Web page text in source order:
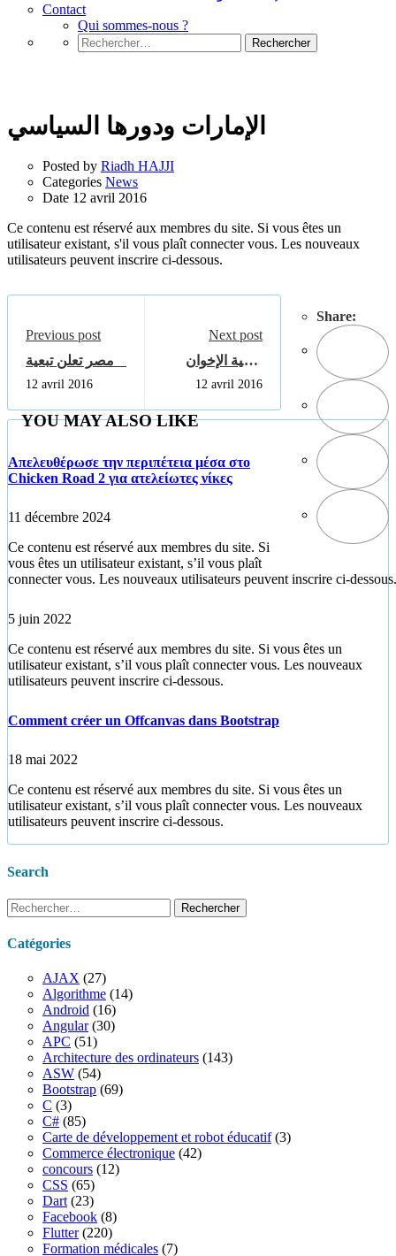
Contact
Qui sommes-nous ?
Rechercher :
الإمارات ودورها السياسي
Posted by Riadh HAJJI
Categories News
Date 12 avril 2016
Ce contenu est réservé aux membres du site. Si vous êtes un
utilisateur existant, s'il vous plaît connecter vous. Les nouveaux
utilisateurs peuvent inscrire ci-dessous.
Share:
Previous post
مصر تعلن تبعية
جزيرتي تيران
للسعودية
12 avril 2016
Next post
قضية الإخوان
بالإمارات من
وكليكس
12 avril 2016
YOU MAY ALSO LIKE
Απελευθέρωσε την περιπέτεια μέσα στο
Chicken Road 2 για ατελείωτες νίκες
11 décembre 2024
Ce contenu est réservé aux membres du site. Si
vous êtes un utilisateur existant, s’il vous plaît
connecter vous. Les nouveaux utilisateurs peuvent inscrire ci-dessous.
5 juin 2022
Ce contenu est réservé aux membres du site. Si vous êtes un
utilisateur existant, s’il vous plaît connecter vous. Les nouveaux
utilisateurs peuvent inscrire ci-dessous.
Comment créer un Offcanvas dans Bootstrap
18 mai 2022
Ce contenu est réservé aux membres du site. Si vous êtes un
utilisateur existant, s’il vous plaît connecter vous. Les nouveaux
utilisateurs peuvent inscrire ci-dessous.
Search
Rechercher :
Catégories
AJAX (27)
Algorithme (14)
Android (16)
Angular(30)
APC (51)
Architecture des ordinateurs (143)
ASW (54)
Bootstrap (69)
C (3)
C# (85)
Carte de développement et robot éducatif(3)
Commerce électronique (42)
concours (12)
CSS (65)
Dart(23)
Facebook (8)
Flutter(220)
Formation médicales (7)